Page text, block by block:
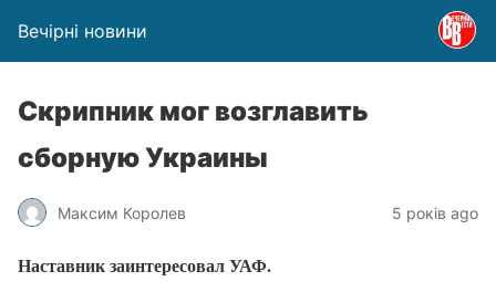
Вечірні новини
Скрипник мог возглавить
сборную Украины
Максим Королев 5 років ago
Наставник заинтересовал УАФ.